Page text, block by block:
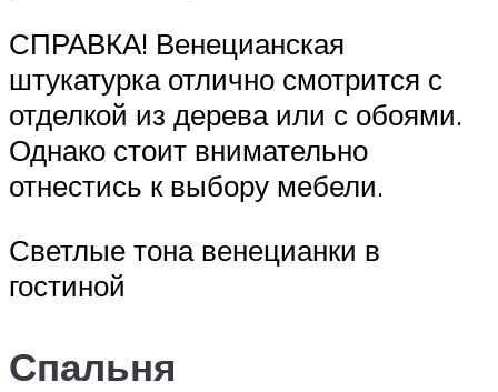
СПРАВКА! Венецианская
штукатурка отлично смотрится с
отделкой из дерева или с обоями.
Однако стоит внимательно
отнестись к выбору мебели.
Светлые тона венецианки в
гостиной
Спальня